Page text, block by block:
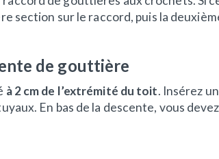
section sur le raccord, puis la
de gouttière
à 2 cm de l’extrémité du toit. Insérez
En bas de la descente, vous